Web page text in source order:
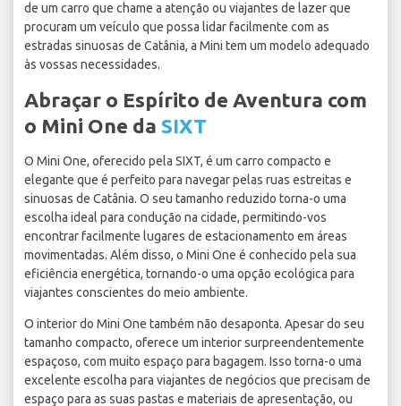
de um carro que chame a atenção ou viajantes de lazer que
procuram um veículo que possa lidar facilmente com as
estradas sinuosas de Catânia, a Mini tem um modelo adequado
às vossas necessidades.
Abraçar o Espírito de Aventura com
o Mini One da SIXT
O Mini One, oferecido pela SIXT, é um carro compacto e
elegante que é perfeito para navegar pelas ruas estreitas e
sinuosas de Catânia. O seu tamanho reduzido torna-o uma
escolha ideal para condução na cidade, permitindo-vos
encontrar facilmente lugares de estacionamento em áreas
movimentadas. Além disso, o Mini One é conhecido pela sua
eficiência energética, tornando-o uma opção ecológica para
viajantes conscientes do meio ambiente.
O interior do Mini One também não desaponta. Apesar do seu
tamanho compacto, oferece um interior surpreendentemente
espaçoso, com muito espaço para bagagem. Isso torna-o uma
excelente escolha para viajantes de negócios que precisam de
espaço para as suas pastas e materiais de apresentação, ou